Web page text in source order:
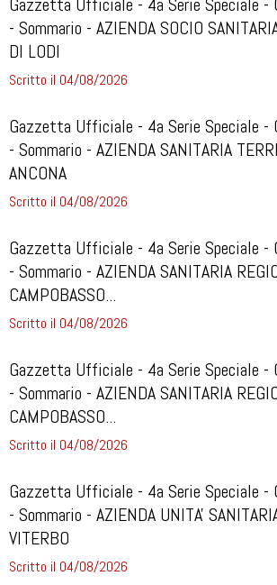
- Sommario - AZIENDA SOCIO
DI LODI
Scritto il 04/08/2026
Gazzetta Ufficiale - 4a Serie Speciale -
- Sommario - AZIENDA SANITARIA
ANCONA
Scritto il 04/08/2026
Gazzetta Ufficiale - 4a Serie Speciale -
- Sommario - AZIENDA SANITARIA
CAMPOBASSO...
Scritto il 04/08/2026
Gazzetta Ufficiale - 4a Serie Speciale -
- Sommario - AZIENDA SANITARIA
CAMPOBASSO...
Scritto il 04/08/2026
Gazzetta Ufficiale - 4a Serie Speciale -
- Sommario - AZIENDA UNITA'
VITERBO
Scritto il 04/08/2026